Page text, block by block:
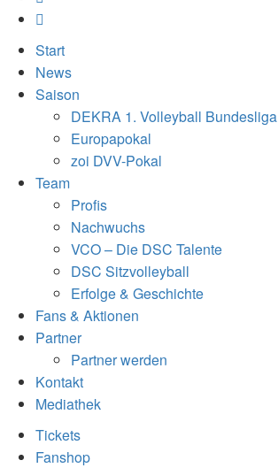
Start
News
Saison
DEKRA 1. Volleyball Bundesliga
Europapokal
zoi DVV-Pokal
Team
Profis
Nachwuchs
VCO – Die DSC Talente
DSC Sitzvolleyball
Erfolge & Geschichte
Fans & Aktionen
Partner
Partner werden
Kontakt
Mediathek
Tickets
Fanshop